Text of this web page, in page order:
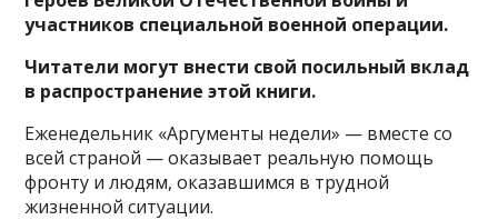
участников специальной военной операции.
Читатели могут внести свой посильный вклад
в распространение этой книги.
Еженедельник «Аргументы недели» — вместе со
всей страной — оказывает реальную помощь
фронту и людям, оказавшимся в трудной
жизненной ситуации.